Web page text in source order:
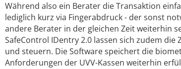
Während also ein Berater die Transaktion
lediglich kurz via Fingerabdruck - der sonst
andere Berater in der gleichen Zeit weiterhin
SafeControl IDentry 2.0 lassen sich zudem
und steuern. Die Software speichert die
Anforderungen der UVV-Kassen weiterhin